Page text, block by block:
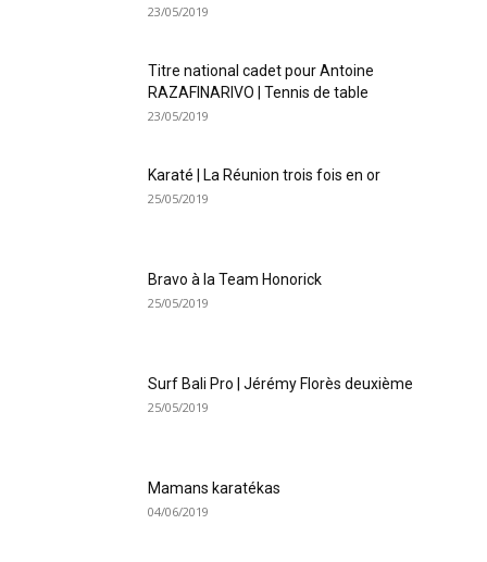
23/05/2019
Titre national cadet pour Antoine
RAZAFINARIVO | Tennis de table
23/05/2019
Karaté | La Réunion trois fois en or
25/05/2019
Bravo à la Team Honorick
25/05/2019
Surf Bali Pro | Jérémy Florès deuxième
25/05/2019
Mamans karatékas
04/06/2019